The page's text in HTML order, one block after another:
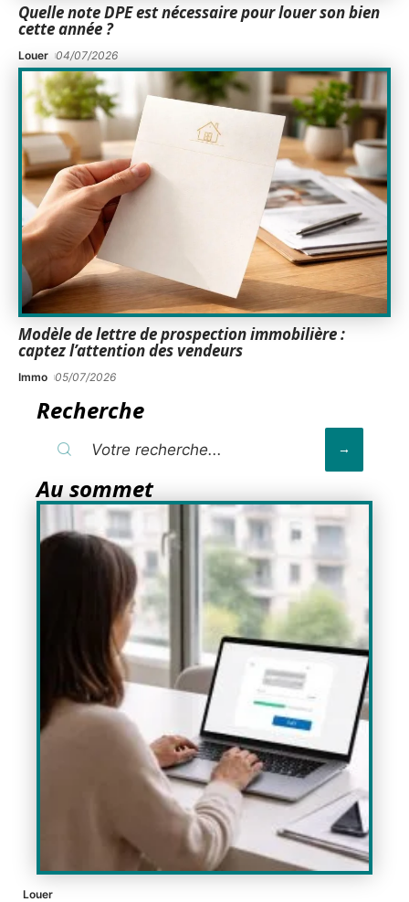
Quelle note DPE est nécessaire pour louer son bien
cette année ?
Louer 04/07/2026
Modèle de lettre de prospection immobilière :
captez l’attention des vendeurs
Immo 05/07/2026
Recherche
Au sommet
Louer